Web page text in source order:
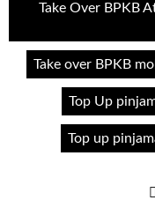
Take Over BPKB
Take over BPKB
Top Up
Top up